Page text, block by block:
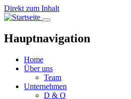
Direkt zum Inhalt
Hauptnavigation
Home
Über uns
Team
Unternehmen
D & O